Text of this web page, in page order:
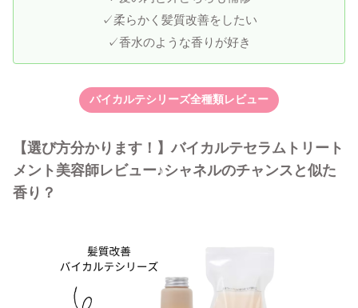
✓柔らかく髪質改善をしたい
✓香水のような香りが好き
バイカルテシリーズ全種類レビュー
【選び方分かります！】バイカルテセラムトリート
メント美容師レビュー♪シャネルのチャンスと似た
香り？